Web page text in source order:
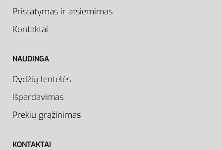
Pristatymas ir atsiėmimas
Kontaktai
NAUDINGA
Dydžių lentelės
Išpardavimas
Prekių grąžinimas
KONTAKTAI